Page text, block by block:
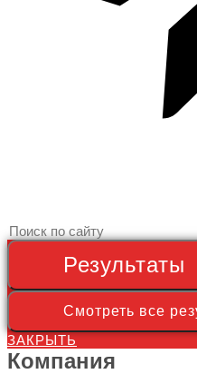
Search
...
Результаты
Смотреть все
ЗАКРЫТЬ
Компания